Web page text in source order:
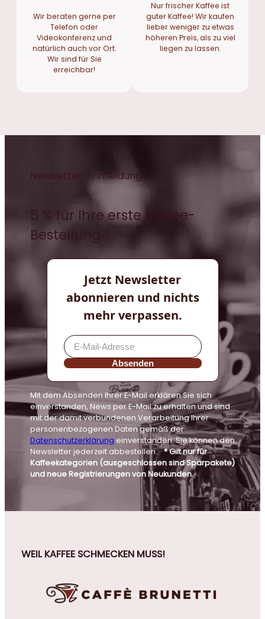
Wir beraten gerne per
Telefon oder
Videokonferenz und
natürlich auch vor Ort.
Wir sind für Sie
erreichbar!
Nur frischer Kaffee ist
guter Kaffee! Wir kaufen
lieber weniger zu etwas
höheren Preis, als zu viel
liegen zu lassen.
Newsletter-Anmeldung
5 % für Ihre erste Kaffee-
Bestellung *
Jetzt Newsletter
abonnieren und nichts
mehr verpassen.
Absenden
Mit dem Absenden Ihrer E-Mail erklären Sie sich
einverstanden, News per E-Mail zu erhalten und sind
mit der damit verbundenen Verarbeitung Ihrer
personenbezogenen Daten gemäß der
Datenschutzerklärung einverstanden. Sie können den
Newsletter jederzeit abbestellen.* Gilt nur für
Kaffeekategorien (ausgeschlossen sind Sparpakete)
und neue Registrierungen von Neukunden.
WEIL KAFFEE SCHMECKEN MUSS!